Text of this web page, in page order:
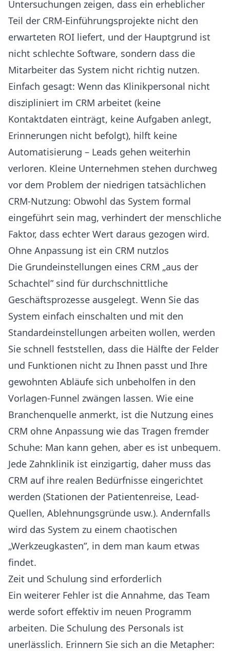
Untersuchungen zeigen, dass ein erheblicher
Teil der CRM-Einführungsprojekte nicht den
erwarteten ROI liefert, und der Hauptgrund ist
nicht schlechte Software, sondern dass die
Mitarbeiter das System nicht richtig nutzen.
Einfach gesagt: Wenn das Klinikpersonal nicht
diszipliniert im CRM arbeitet (keine
Kontaktdaten einträgt, keine Aufgaben anlegt,
Erinnerungen nicht befolgt), hilft keine
Automatisierung – Leads gehen weiterhin
verloren. Kleine Unternehmen stehen durchweg
vor dem Problem der niedrigen tatsächlichen
CRM-Nutzung: Obwohl das System formal
eingeführt sein mag, verhindert der menschliche
Faktor, dass echter Wert daraus gezogen wird.
Ohne Anpassung ist ein CRM nutzlos
Die Grund­einstellungen eines CRM „aus der
Schachtel” sind für durchschnittliche
Geschäftsprozesse ausgelegt. Wenn Sie das
System einfach einschalten und mit den
Standardeinstellungen arbeiten wollen, werden
Sie schnell feststellen, dass die Hälfte der Felder
und Funktionen nicht zu Ihnen passt und Ihre
gewohnten Abläufe sich unbeholfen in den
Vorlagen-Funnel zwängen lassen. Wie eine
Branchenquelle anmerkt, ist die Nutzung eines
CRM ohne Anpassung wie das Tragen fremder
Schuhe: Man kann gehen, aber es ist unbequem.
Jede Zahnklinik ist einzigartig, daher muss das
CRM auf ihre realen Bedürfnisse eingerichtet
werden (Stationen der Patientenreise, Lead-
Quellen, Ablehnungsgründe usw.). Andernfalls
wird das System zu einem chaotischen
„Werkzeugkasten”, in dem man kaum etwas
findet.
Zeit und Schulung sind erforderlich
Ein weiterer Fehler ist die Annahme, das Team
werde sofort effektiv im neuen Programm
arbeiten. Die Schulung des Personals ist
unerlässlich. Erinnern Sie sich an die Metapher: